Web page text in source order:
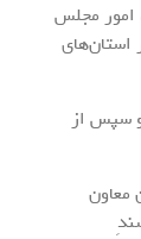
امور مجلس
استان‌های
داشت و سپس از
معاون